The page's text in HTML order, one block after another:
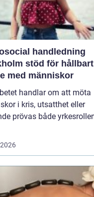
handledning
för hållbart
med människor
handlar om att möta
i kris, utsatthet eller
prövas både